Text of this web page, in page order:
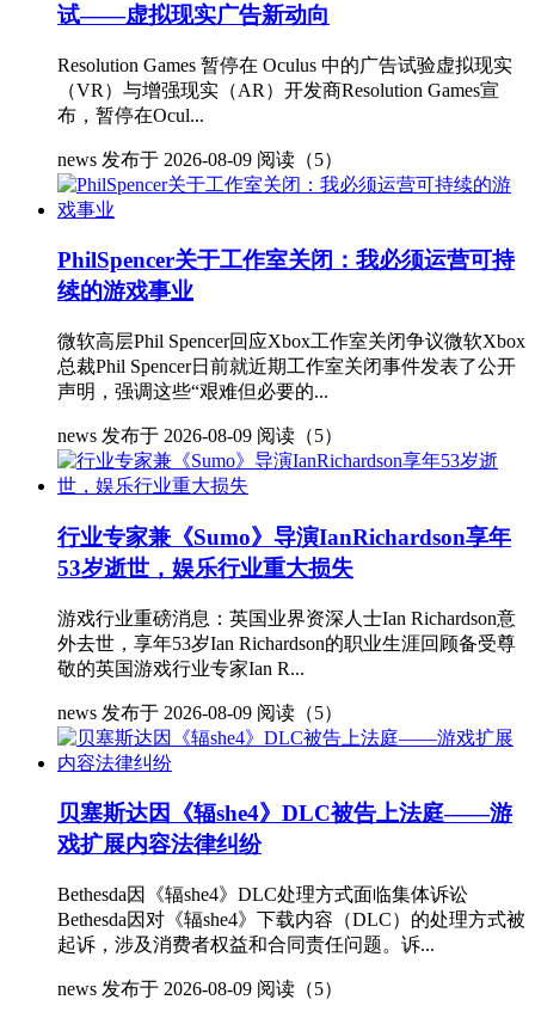
试——虚拟现实广告新动向
Resolution Games 暂停在 Oculus 中的广告试验虚拟现实
（VR）与增强现实（AR）开发商Resolution Games宣
布，暂停在Ocul...
news 发布于 2026-08-09 阅读（5）
PhilSpencer关于工作室关闭：我必须运营可持
续的游戏事业
微软高层Phil Spencer回应Xbox工作室关闭争议微软Xbox
总裁Phil Spencer日前就近期工作室关闭事件发表了公开
声明，强调这些“艰难但必要的...
news 发布于 2026-08-09 阅读（5）
行业专家兼《Sumo》导演IanRichardson享年
53岁逝世，娱乐行业重大损失
游戏行业重磅消息：英国业界资深人士Ian Richardson意
外去世，享年53岁Ian Richardson的职业生涯回顾备受尊
敬的英国游戏行业专家Ian R...
news 发布于 2026-08-09 阅读（5）
贝塞斯达因《辐she4》DLC被告上法庭——游
戏扩展内容法律纠纷
Bethesda因《辐she4》DLC处理方式面临集体诉讼
Bethesda因对《辐she4》下载内容（DLC）的处理方式被
起诉，涉及消费者权益和合同责任问题。诉...
news 发布于 2026-08-09 阅读（5）